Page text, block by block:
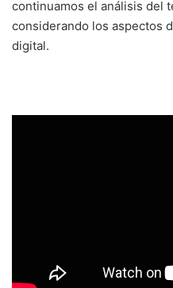
continuamos el análisis del
considerando los aspectos
digital.